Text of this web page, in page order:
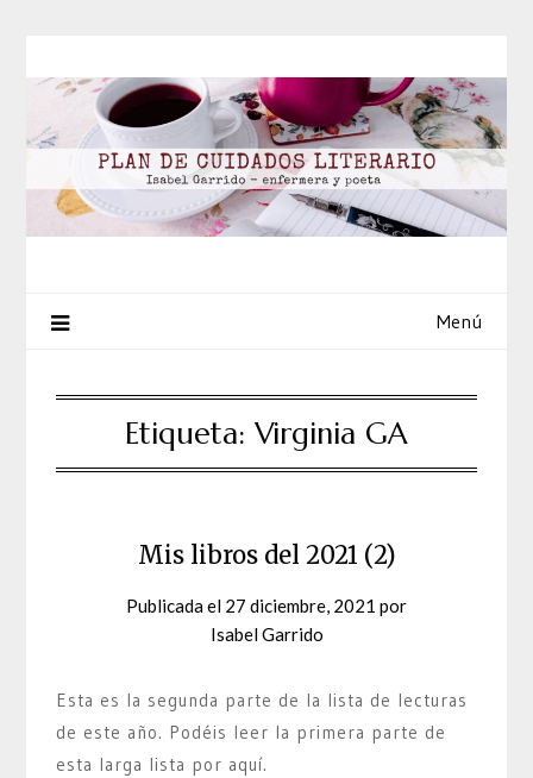
contenido
Menú
Etiqueta: Virginia GA
Mis libros del 2021 (2)
Publicada el 27 diciembre, 2021 por
Isabel Garrido
Esta es la segunda parte de la lista de lecturas
de este año. Podéis leer la primera parte de
esta larga lista por aquí.